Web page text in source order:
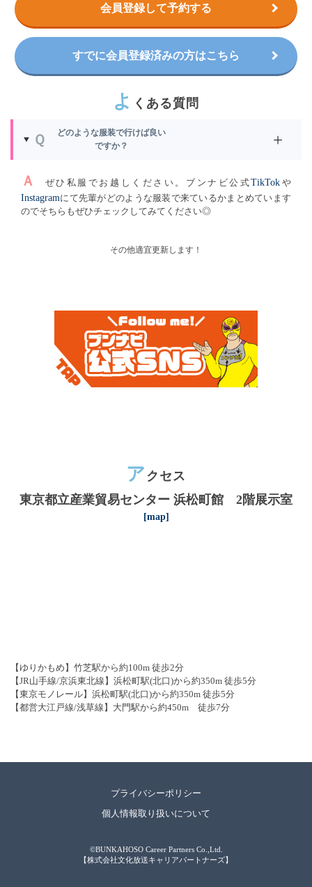
会員登録して予約する
すでに会員登録済みの方はこちら
よ くある質問
Ｑ
どのような服装で行けば良い
ですか？
+
Ａ ぜひ私服でお越しください。ブンナビ公式TikTok や
Instagramにて先輩がどのような服装で来ているかまとめています
のでそちらもぜひチェックしてみてください◎
その他適宜更新します！
ア クセス
東京都立産業貿易センター 浜松町館 2階展示室
[map]
【ゆりかもめ】竹芝駅から約100m 徒歩2分
【JR山手線/京浜東北線】浜松町駅(北口)から約350m 徒歩5分
【東京モノレール】浜松町駅(北口)から約350m 徒歩5分
【都営大江戸線/浅草線】大門駅から約450m 徒歩7分
プライバシーポリシー
個人情報取り扱いについて
©BUNKAHOSO Career Partners Co.,Ltd.
【株式会社文化放送キャリアパートナーズ】